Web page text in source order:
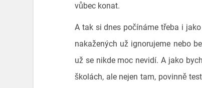
vůbec konat.
A tak si dnes počínáme třeba i
nakažených už ignorujeme nebo
už se nikde moc nevidí. A jako
školách, ale nejen tam, povinně